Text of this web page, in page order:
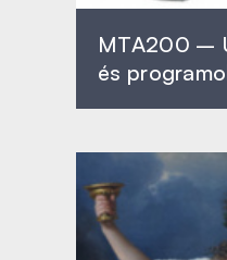
MTA200 –
és